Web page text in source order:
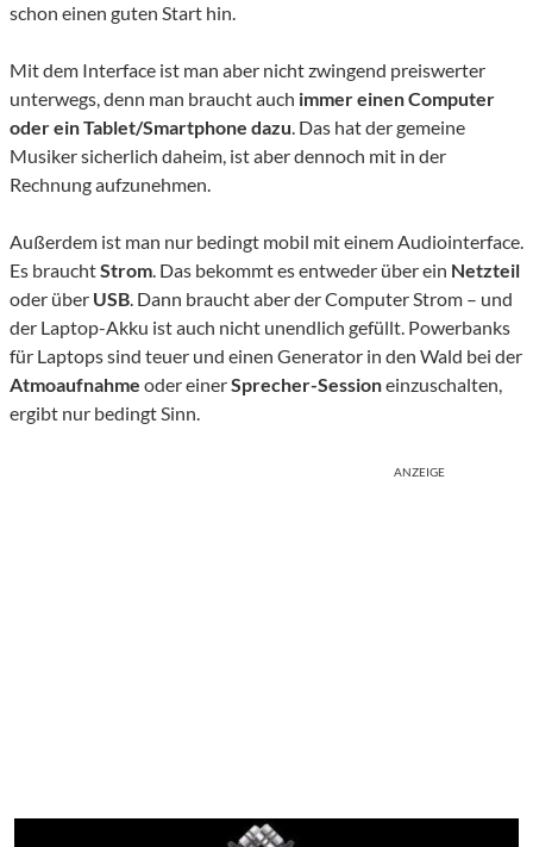
schon einen guten Start hin.
Mit dem Interface ist man aber nicht zwingend preiswerter
unterwegs, denn man braucht auch immer einen Computer
oder ein Tablet/Smartphone dazu. Das hat der gemeine
Musiker sicherlich daheim, ist aber dennoch mit in der
Rechnung aufzunehmen.
Außerdem ist man nur bedingt mobil mit einem Audiointerface.
Es brauchtStrom. Das bekommt es entweder über ein Netzteil
oder über USB. Dann braucht aber der Computer Strom – und
der Laptop-Akku ist auch nicht unendlich gefüllt. Powerbanks
für Laptops sind teuer und einen Generator in den Wald bei der
Atmoaufnahme oder einerSprecher-Sessioneinzuschalten,
ergibt nur bedingt Sinn.
ANZEIGE